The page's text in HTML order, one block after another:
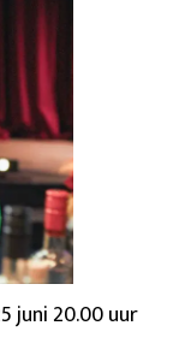
juni 20.00 uur